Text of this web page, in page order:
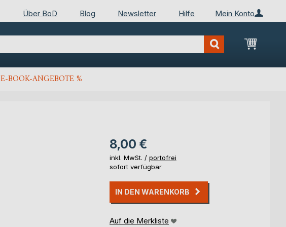
Mein Konto
Über BoD Blog Newsletter Hilfe
Mein
E-BOOK-ANGEBOTE %
8,00 €
inkl. MwSt. / portofrei
sofort verfügbar
IN DEN WARENKORB
Auf die Merkliste